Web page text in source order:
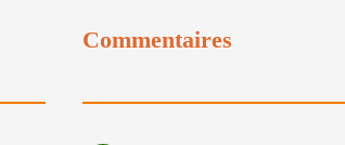
Commentaires